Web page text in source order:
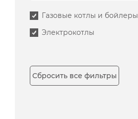
Газовые котлы и бойлеры
Электрокотлы
Сбросить все фильтры